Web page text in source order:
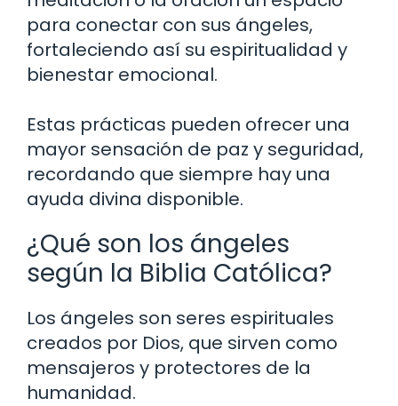
para conectar con sus ángeles,
fortaleciendo así su espiritualidad y
bienestar emocional.
Estas prácticas pueden ofrecer una
mayor sensación de paz y seguridad,
recordando que siempre hay una
ayuda divina disponible.
¿Qué son los ángeles
según la Biblia Católica?
Los ángeles son seres espirituales
creados por Dios, que sirven como
mensajeros y protectores de la
humanidad.